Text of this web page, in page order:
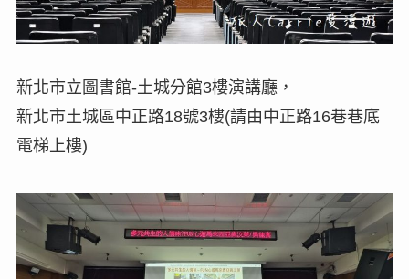
新北市立圖書館-土城分館3樓演講廳，
新北市土城區中正路18號3樓(請由中正路16巷巷底
電梯上樓)